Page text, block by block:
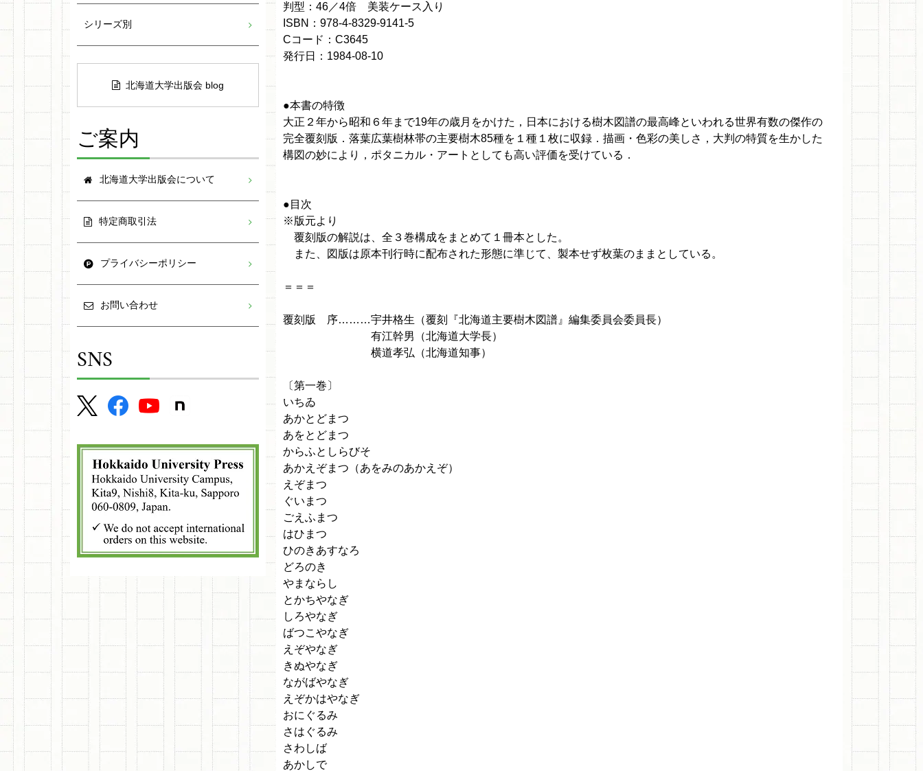
判型：46／4倍 美装ケース入り
ISBN：978-4-8329-9141-5
Cコード：C3645
発行日：1984-08-10
●本書の特徴
大正２年から昭和６年まで19年の歳月をかけた，日本における樹木図譜の最高峰といわれる世界有数の傑作の
完全覆刻版．落葉広葉樹林帯の主要樹木85種を１種１枚に収録．描画・色彩の美しさ，大判の特質を生かした
構図の妙により，ポタニカル・アートとしても高い評価を受けている．
●目次
※版元より
覆刻版の解説は、全３巻構成をまとめて１冊本とした。
また、図版は原本刊行時に配布された形態に準じて、製本せず枚葉のままとしている。
＝＝＝
覆刻版 序………宇井格生（覆刻『北海道主要樹木図譜』編集委員会委員長）
有江幹男（北海道大学長）
横道孝弘（北海道知事）
〔第一巻〕
いちゐ
あかとどまつ
あをとどまつ
からふとしらびそ
あかえぞまつ（あをみのあかえぞ）
えぞまつ
ぐいまつ
ごえふまつ
はひまつ
ひのきあすなろ
どろのき
やまならし
とかちやなぎ
しろやなぎ
ばつこやなぎ
えぞやなぎ
きぬやなぎ
ながばやなぎ
えぞかはやなぎ
おにぐるみ
さはぐるみ
さわしば
あかしで
シリーズ別
北海道大学出版会 blog
ご案内
北海道大学出版会について
特定商取引法
プライバシーポリシー
お問い合わせ
SNS